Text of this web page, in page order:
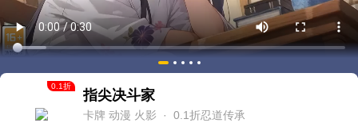
0.1折
指尖决斗家
卡牌 动漫 火影 · 0.1折忍道传承